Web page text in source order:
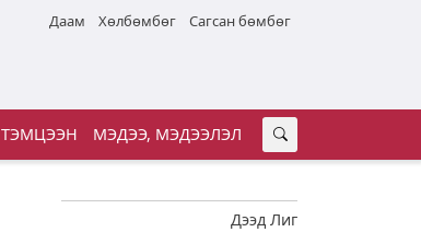
Даам Хөлбөмбөг Сагсан бөмбөг
ТЭМЦЭЭН МЭДЭЭ, МЭДЭЭЛЭЛ
Дээд Лиг